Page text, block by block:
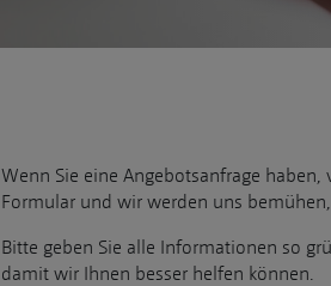
Wenn Sie eine Angebotsanfrage
Formular und wir werden uns
Bitte geben Sie alle Informationen so
damit wir Ihnen besser helfen können.